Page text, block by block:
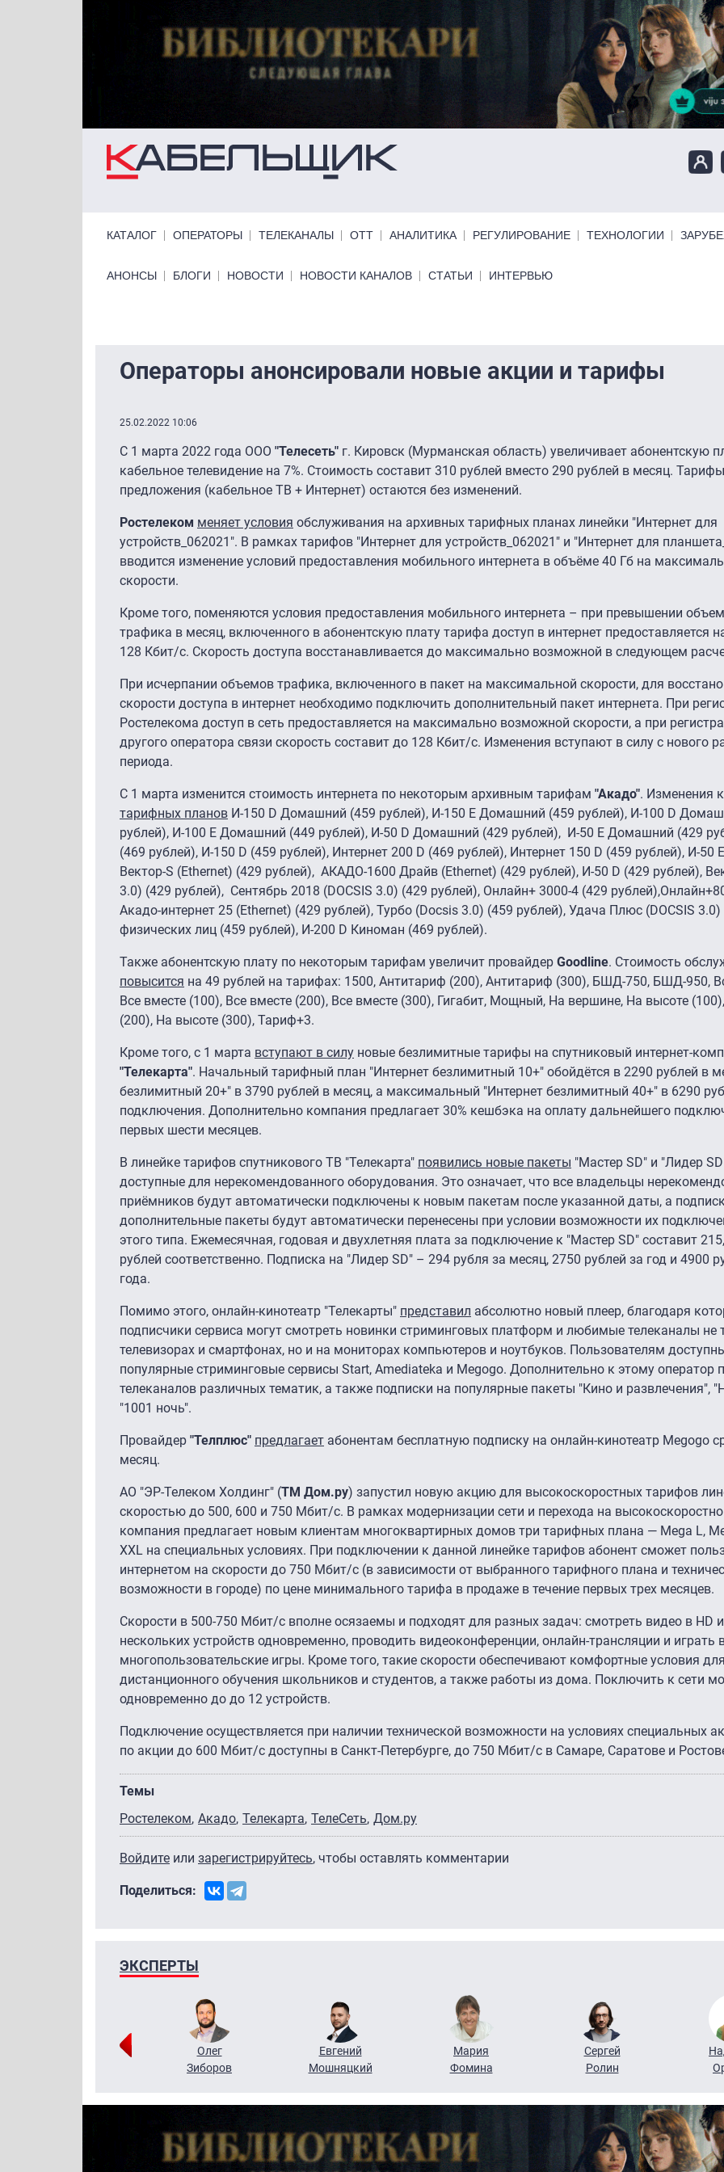
КАТАЛОГ ОПЕРАТОРЫ ТЕЛЕКАНАЛЫ ОТТ АНАЛИТИКА РЕГУЛИРОВАНИЕ ТЕХНОЛОГИИ
Primary links bottom
АНОНСЫ БЛОГИ НОВОСТИ НОВОСТИ КАНАЛОВ СТАТЬИ ИНТЕРВЬЮ
Операторы анонсировали новые акции и тарифы
25.02.2022 10:06
C 1 марта 2022 года ООО "Телесеть" г. Кировск (Мурманская область) увеличивает абонентскую
кабельное телевидение на 7%. Стоимость составит 310 рублей вместо 290 рублей в месяц.
предложения (кабельное ТВ + Интернет) остаются без изменений.
Ростелеком меняет условия обслуживания на архивных тарифных планах линейки "Интернет для
устройств_062021". В рамках тарифов "Интернет для устройств_062021" и "Интернет для
вводится изменение условий предоставления мобильного интернета в объёме 40 Гб на
скорости.
Кроме того, поменяются условия предоставления мобильного интернета – при превышении
трафика в месяц, включенного в абонентскую плату тарифа доступ в интернет предоставляется
128 Кбит/с. Скорость доступа восстанавливается до максимально возможной в следующем
При исчерпании объемов трафика, включенного в пакет на максимальной скорости, для
скорости доступа в интернет необходимо подключить дополнительный пакет интернета. При
Ростелекома доступ в сеть предоставляется на максимально возможной скорости, а при
другого оператора связи скорость составит до 128 Кбит/с. Изменения вступают в силу с нового
периода.
С 1 марта изменится стоимость интернета по некоторым архивным тарифам "Акадо". Изменения
тарифных планов И-150 D Домашний (459 рублей), И-150 E Домашний (459 рублей), И-100 D
рублей), И-100 E Домашний (449 рублей), И-50 D Домашний (429 рублей), И-50 E Домашний (429
(469 рублей), И-150 D (459 рублей), Интернет 200 D (469 рублей), Интернет 150 D (459 рублей), И-50
Вектор-S (Ethernet) (429 рублей), АКАДО-1600 Драйв (Ethernet) (429 рублей), И-50 D (429 рублей),
3.0) (429 рублей), Сентябрь 2018 (DOCSIS 3.0) (429 рублей), Онлайн+ 3000-4 (429
Акадо-интернет 25 (Ethernet) (429 рублей), Турбо (Docsis 3.0) (459 рублей), Удача Плюс (DOCSIS
физических лиц (459 рублей), И-200 D Киноман (469 рублей).
Также абонентскую плату по некоторым тарифам увеличит провайдер Goodline. Стоимость
повысится на 49 рублей на тарифах: 1500, Антитариф (200), Антитариф (300), БШД-750, БШД-950,
Все вместе (100), Все вместе (200), Все вместе (300), Гигабит, Мощный, На вершине, На высоте
(200), На высоте (300), Тариф+3.
Кроме того, с 1 марта вступают в силу новые безлимитные тарифы на спутниковый интернет-
"Телекарта". Начальный тарифный план "Интернет безлимитный 10+" обойдётся в 2290 рублей в
безлимитный 20+" в 3790 рублей в месяц, а максимальный "Интернет безлимитный 40+" в 6290
подключения. Дополнительно компания предлагает 30% кешбэка на оплату дальнейшего
первых шести месяцев.
В линейке тарифов спутникового ТВ "Телекарта" появились новые пакеты "Мастер SD" и "Лидер
доступные для нерекомендованного оборудования. Это означает, что все владельцы
приёмников будут автоматически подключены к новым пакетам после указанной даты, а
дополнительные пакеты будут автоматически перенесены при условии возможности их
этого типа. Ежемесячная, годовая и двухлетняя плата за подключение к "Мастер SD" составит
рублей соответственно. Подписка на "Лидер SD" – 294 рубля за месяц, 2750 рублей за год и 4900
года.
Помимо этого, онлайн-кинотеатр "Телекарты" представил абсолютно новый плеер, благодаря
подписчики сервиса могут смотреть новинки стриминговых платформ и любимые телеканалы не
телевизорах и смартфонах, но и на мониторах компьютеров и ноутбуков. Пользователям
популярные стриминговые сервисы Start, Amediateka и Megogo. Дополнительно к этому оператор
телеканалов различных тематик, а также подписки на популярные пакеты "Кино и развлечения",
"1001 ночь".
Провайдер "Телплюс" предлагает абонентам бесплатную подписку на онлайн-кинотеатр Megogo
месяц.
АО "ЭР-Телеком Холдинг" (ТМ Дом.ру) запустил новую акцию для высокоскороcтных тарифов
скоростью до 500, 600 и 750 Мбит/с. В рамках модернизации сети и перехода на
компания предлагает новым клиентам многоквартирных домов три тарифных плана — Mega L,
XXL на специальных условиях. При подключении к данной линейке тарифов абонент сможет
интернетом на скорости до 750 Мбит/с (в зависимости от выбранного тарифного плана и
возможности в городе) по цене минимального тарифа в продаже в течение первых трех месяцев.
Скорости в 500-750 Мбит/с вполне осязаемы и подходят для разных задач: смотреть видео в HD
нескольких устройств одновременно, проводить видеоконференции, онлайн-трансляции и играть
многопользовательские игры. Кроме того, такие скорости обеспечивают комфортные условия
дистанционного обучения школьников и студентов, а также работы из дома. Поключить к сети
одновременно до до 12 устройств.
Подключение осуществляется при наличии технической возможности на условиях специальных
по акции до 600 Мбит/с доступны в Санкт-Петербурге, до 750 Мбит/с в Самаре, Саратове и
Темы
Ростелеком Акадо Телекарта ТелеСеть Дом.ру
Войдите или зарегистрируйтесь, чтобы оставлять комментарии
Поделиться:
ЭКСПЕРТЫ
Олег
Зиборов
Евгений
Мошняцкий
Мария
Фомина
Сергей
Ролин